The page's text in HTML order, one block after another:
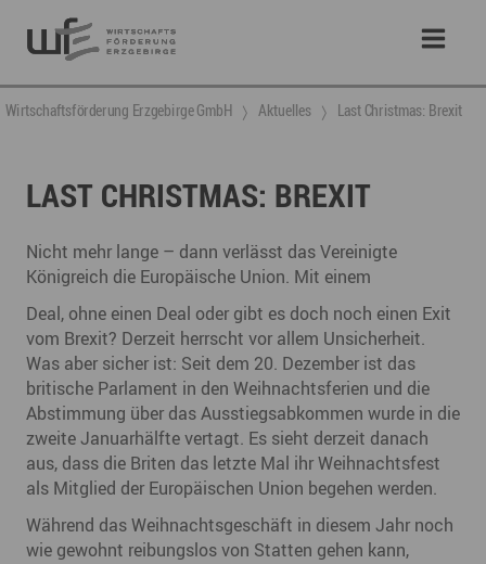
Wirtschaftsförderung Erzgebirge GmbH Aktuelles Last Christmas: Brexit
LAST CHRISTMAS: BREXIT
Nicht mehr lange – dann verlässt das Vereinigte
Königreich die Europäische Union. Mit einem
Deal, ohne einen Deal oder gibt es doch noch einen Exit
vom Brexit? Derzeit herrscht vor allem Unsicherheit.
Was aber sicher ist: Seit dem 20. Dezember ist das
britische Parlament in den Weihnachtsferien und die
Abstimmung über das Ausstiegsabkommen wurde in die
zweite Januarhälfte vertagt. Es sieht derzeit danach
aus, dass die Briten das letzte Mal ihr Weihnachtsfest
als Mitglied der Europäischen Union begehen werden.
Während das Weihnachtsgeschäft in diesem Jahr noch
wie gewohnt reibungslos von Statten gehen kann,